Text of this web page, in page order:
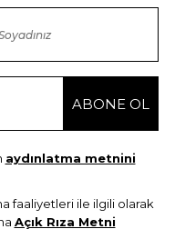
aydınlatma metnini
faaliyetleri ile ilgili olarak
Açık Rıza Metni